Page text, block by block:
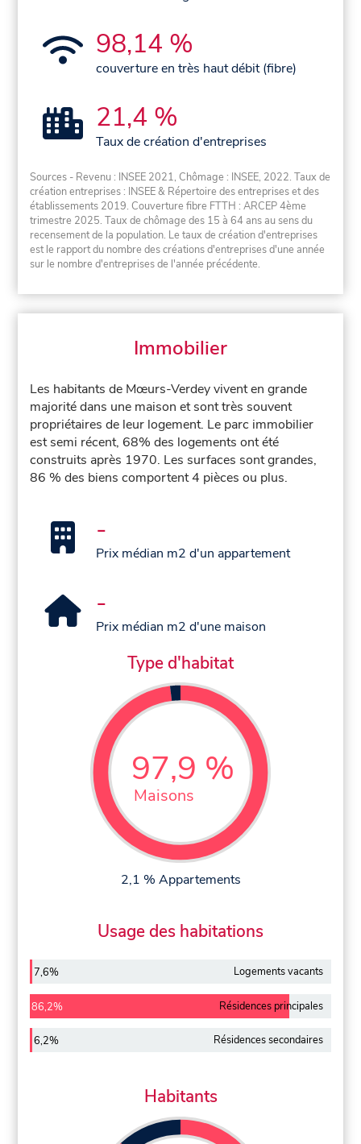
98,14 %
couverture en très haut débit (fibre)
21,4 %
Taux de création d'entreprises
Sources - Revenu : INSEE 2021, Chômage : INSEE, 2022. Taux de
création entreprises : INSEE & Répertoire des entreprises et des
établissements 2019. Couverture fibre FTTH : ARCEP 4ème
trimestre 2025. Taux de chômage des 15 à 64 ans au sens du
recensement de la population. Le taux de création d'entreprises
est le rapport du nombre des créations d'entreprises d'une année
sur le nombre d'entreprises de l'année précédente.
Immobilier
Les habitants de Mœurs-Verdey vivent en grande
majorité dans une maison et sont très souvent
propriétaires de leur logement. Le parc immobilier
est semi récent, 68% des logements ont été
construits après 1970. Les surfaces sont grandes,
86 % des biens comportent 4 pièces ou plus.
-
Prix médian m2 d'un appartement
-
Prix médian m2 d'une maison
Type d'habitat
97,9 %
Maisons
2,1 % Appartements
Usage des habitations
7,6% Logements vacants
86,2% Résidences principales
6,2% Résidences secondaires
Habitants